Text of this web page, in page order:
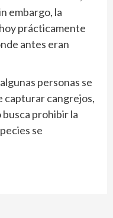
embargo, la
prácticamente
antes eran
personas se
capturar cangrejos,
busca prohibir la
se